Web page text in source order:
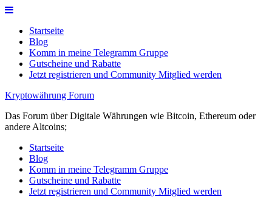
Skip
contentStartseite
Blog
Komm in meine Telegramm Gruppe
Gutscheine und Rabatte
Jetzt registrieren und Community Mitglied werden
Kryptowährung Forum
Das Forum über Digitale Währungen wie Bitcoin, Ethereum oder
andere Altcoins;
Startseite
Blog
Komm in meine Telegramm Gruppe
Gutscheine und Rabatte
Jetzt registrieren und Community Mitglied werden